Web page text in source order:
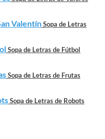
ValentínSopa de Letras
Sopa de Letras de Fútbol
Sopa de Letras de Frutas
Sopa de Letras de Robots